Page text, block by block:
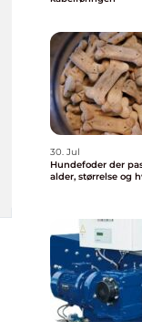
30. Jul
Hundefoder der
alder, størrelse og